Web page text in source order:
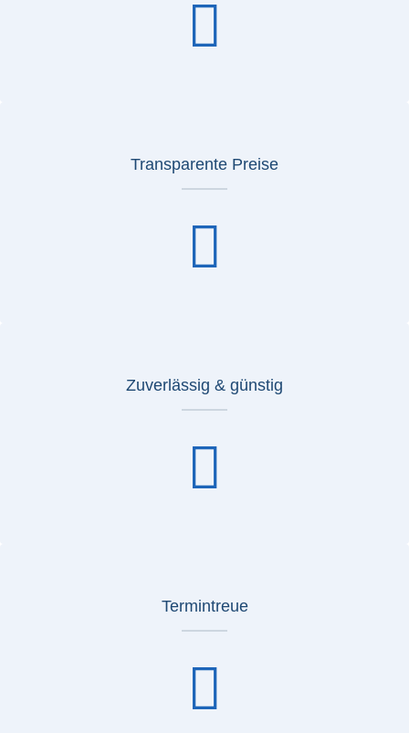
Transparente Preise
Zuverlässig & günstig
Termintreue